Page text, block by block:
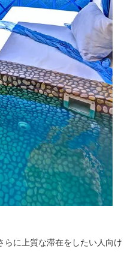
らに上質な滞在をしたい人向け